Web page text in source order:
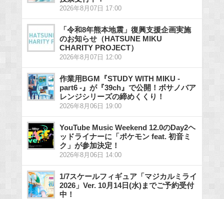
2026年8月07日 17:00
「令和8年熊本地震」復興支援企画実施
のお知らせ（HATSUNE MIKU
CHARITY PROJECT）
2026年8月07日 12:00
作業用BGM『STUDY WITH MIKU -
part6 -』が『39ch』で公開！ボサノバア
レンジシリーズの締めくくり！
2026年8月06日 19:00
YouTube Music Weekend 12.0のDay2ヘ
ッドライナーに「ポケモン feat. 初音ミ
ク」が参加決定！
2026年8月06日 14:00
1/7スケールフィギュア「マジカルミライ
2026」Ver. 10月14日(水)までご予約受付
中！